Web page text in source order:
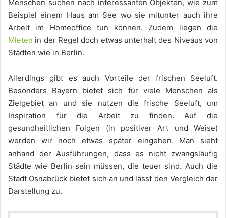
Menschen suchen nach interessanten Objekten, wie zum
Beispiel einem Haus am See wo sie mitunter auch ihre
Arbeit im Homeoffice tun können. Zudem liegen die
Mieten in der Regel doch etwas unterhalt des Niveaus von
Städten wie in Berlin.
Allerdings gibt es auch Vorteile der frischen Seeluft.
Besonders Bayern bietet sich für viele Menschen als
Zielgebiet an und sie nutzen die frische Seeluft, um
Inspiration für die Arbeit zu finden. Auf die
gesundheitlichen Folgen (in positiver Art und Weise)
werden wir noch etwas später eingehen. Man sieht
anhand der Ausführungen, dass es nicht zwangsläufig
Städte wie Berlin sein müssen, die teuer sind. Auch die
Stadt Osnabrück bietet sich an und lässt den Vergleich der
Darstellung zu.